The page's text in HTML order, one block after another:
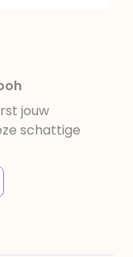
jouw
schattige